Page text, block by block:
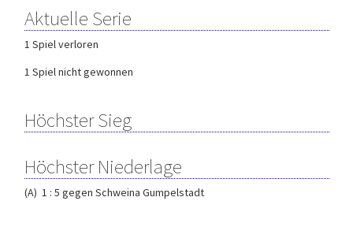
Aktuelle Serie
1 Spiel verloren
1 Spiel nicht gewonnen
Höchster Sieg
Höchster Niederlage
(A) 1 : 5 gegen Schweina Gumpelstadt